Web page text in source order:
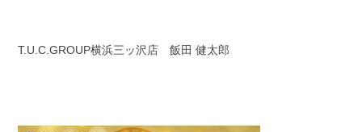
T.U.C.GROUP横浜三ッ沢店 飯田 健太郎